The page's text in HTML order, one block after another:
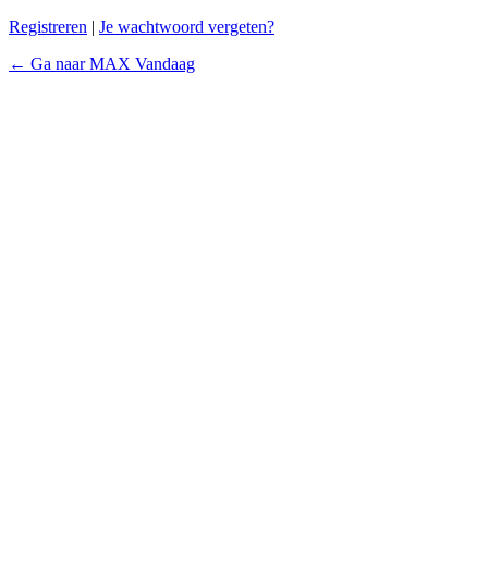
Registreren | Je wachtwoord vergeten?
← Ga naar MAX Vandaag